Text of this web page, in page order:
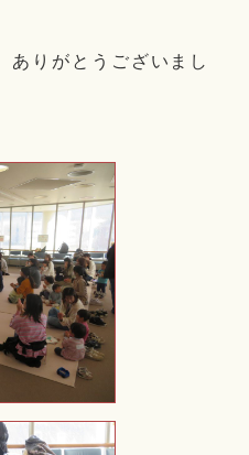
ありがとうございまし